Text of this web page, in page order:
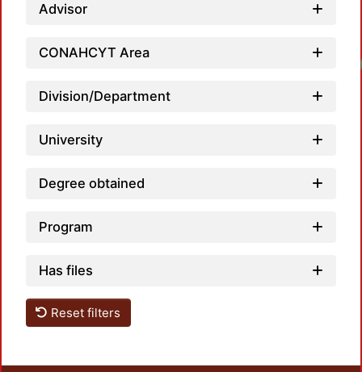
Advisor
CONAHCYT Area
Division/Department
University
Degree obtained
Program
Has files
Reset filters